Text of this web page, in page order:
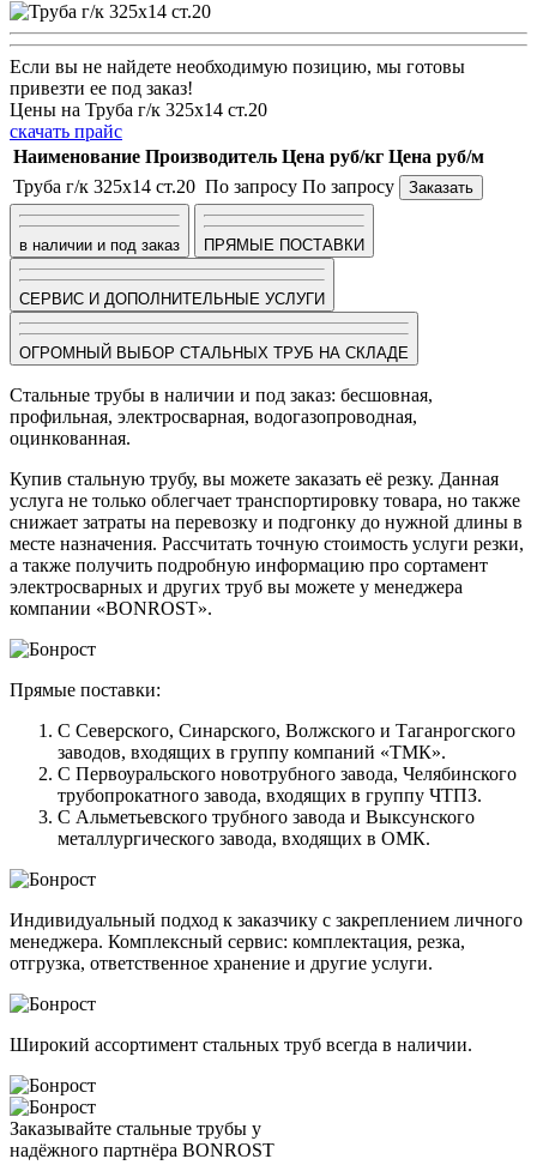
Если вы не найдете необходимую позицию, мы готовы
привезти ее под заказ!
Цены на Труба г/к 325х14 ст.20
скачать прайс
Наименование Производитель Цена руб/кг Цена руб/м
Труба г/к 325х14 ст.20 По запросу По запросу Заказать
в наличии и под заказ ПРЯМЫЕ ПОСТАВКИ
СЕРВИС И ДОПОЛНИТЕЛЬНЫЕ УСЛУГИ
ОГРОМНЫЙ ВЫБОР СТАЛЬНЫХ ТРУБ НА СКЛАДЕ
Стальные трубы в наличии и под заказ: бесшовная,
профильная, электросварная, водогазопроводная,
оцинкованная.
Купив стальную трубу, вы можете заказать её резку. Данная
услуга не только облегчает транспортировку товара, но также
снижает затраты на перевозку и подгонку до нужной длины в
месте назначения. Рассчитать точную стоимость услуги резки,
а также получить подробную информацию про сортамент
электросварных и других труб вы можете у менеджера
компании «BONROST».
Прямые поставки:
С Северского, Синарского, Волжского и Таганрогского
заводов, входящих в группу компаний «ТМК».
С Первоуральского новотрубного завода, Челябинского
трубопрокатного завода, входящих в группу ЧТПЗ.
С Альметьевского трубного завода и Выксунского
металлургического завода, входящих в ОМК.
Индивидуальный подход к заказчику с закреплением личного
менеджера. Комплексный сервис: комплектация, резка,
отгрузка, ответственное хранение и другие услуги.
Широкий ассортимент стальных труб всегда в наличии.
Заказывайте стальные трубы у
надёжного партнёра BONROST